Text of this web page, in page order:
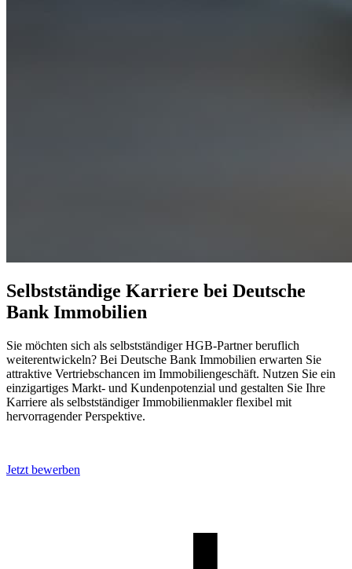
Selbstständige Karriere bei Deutsche
Bank Immobilien
Sie möchten sich als selbstständiger HGB-Partner beruflich
weiterentwickeln? Bei Deutsche Bank Immobilien erwarten Sie
attraktive Vertriebschancen im Immobiliengeschäft. Nutzen Sie ein
einzigartiges Markt- und Kundenpotenzial und gestalten Sie Ihre
Karriere als selbstständiger Immobilienmakler flexibel mit
hervorragender Perspektive.
Jetzt bewerben